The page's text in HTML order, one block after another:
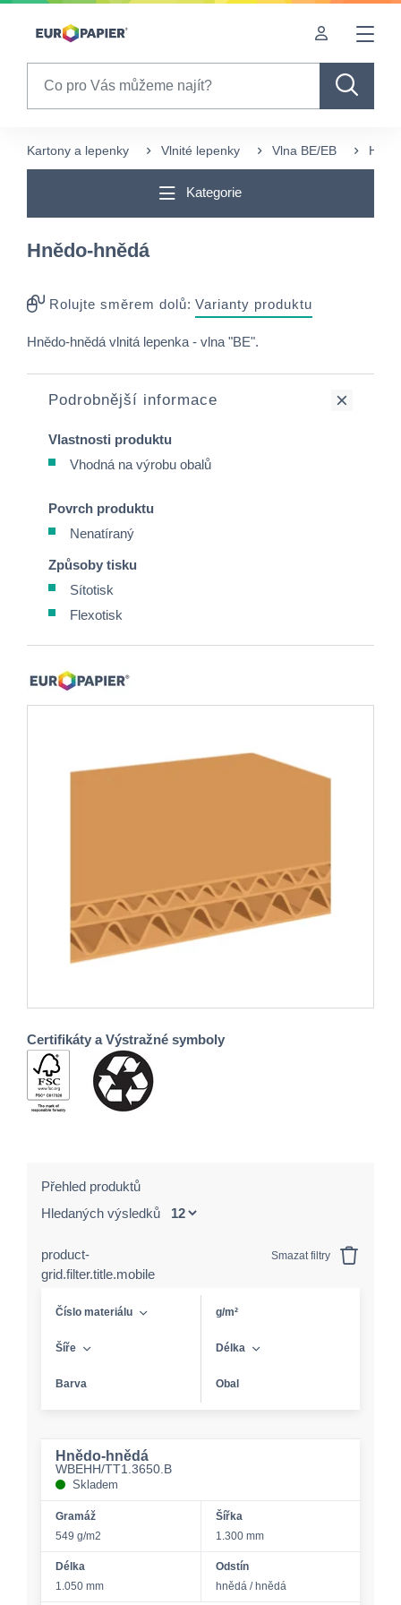
Table Of Content
Kartony a lepenky Vlnité lepenky Vlna BE/EB
Kategorie
Hnědo-hnědá
Rolujte směrem dolů: Varianty produktu
Hnědo-hnědá vlnitá lepenka - vlna "BE".
Podrobnější informace
Vlastnosti produktu
Vhodná na výrobu obalů
Povrch produktu
Nenatíraný
Způsoby tisku
Sítotisk
Flexotisk
Certifikáty a Výstražné symboly
Přehled produktů
Hledaných výsledků
product-
grid.filter.title.mobile
Smazat filtry
Číslo materiálu g/m²
Šíře Délka
Barva Obal
Hnědo-hnědá
WBEHH/TT1.3650.B
Skladem
Gramáž
549 g/m2
Šířka
1.300 mm
Délka
1.050 mm
Odstín
hnědá / hnědá